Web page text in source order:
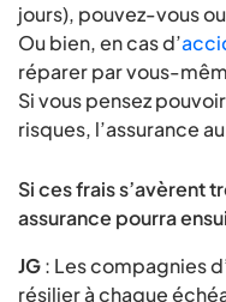
jours), pouvez-vous
Ou bien, en cas d’
réparer par vous-
Si vous pensez
risques, l’assurance
Si ces frais s’avèrent
assurance pourra
JG: Les compagnies
résilier à chaque